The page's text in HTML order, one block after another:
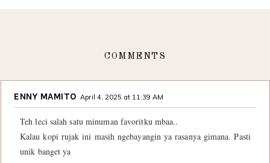
COMMENTS
ENNY MAMITO April 4, 2025 at 11:39 AM
Teh leci salah satu minuman favoritku mbaa..
Kalau kopi rujak ini masih ngebayangin ya rasanya gimana. Pasti
unik banget ya